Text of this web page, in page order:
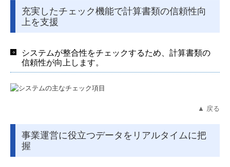
充実したチェック機能で計算書類の信頼性向
上を支援
システムが整合性をチェックするため、計算書類の
信頼性が向上します。
▲ 戻る
事業運営に役立つデータをリアルタイムに把
握